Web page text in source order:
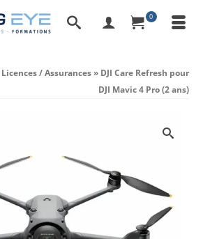
0
/ Assurances» DJI Care Refresh pour
DJI Mavic 4 Pro (2 ans)